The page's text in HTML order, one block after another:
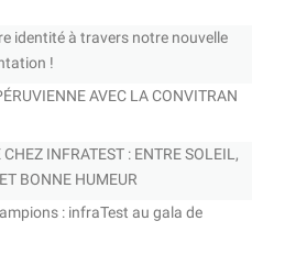
identité à travers notre nouvelle
!
AVEC LA CONVITRAN
INFRATEST : ENTRE SOLEIL,
BONNE HUMEUR
: infraTest au gala de